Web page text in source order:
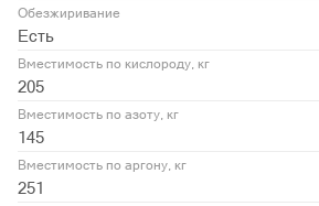
Обезжиривание
Есть
Вместимость по кислороду, кг
205
Вместимость по азоту, кг
145
Вместимость по аргону, кг
251